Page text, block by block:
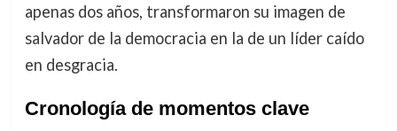
apenas dos años, transformaron su imagen de
salvador de la democracia en la de un líder caído
en desgracia.
Cronología de momentos clave